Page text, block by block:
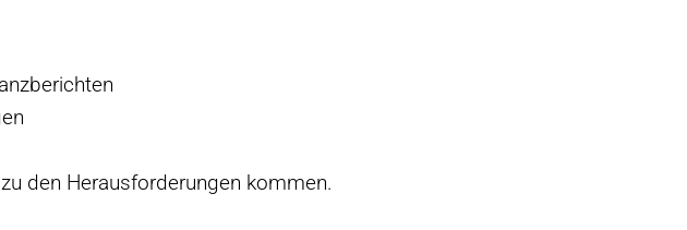
den Herausforderungen kommen.